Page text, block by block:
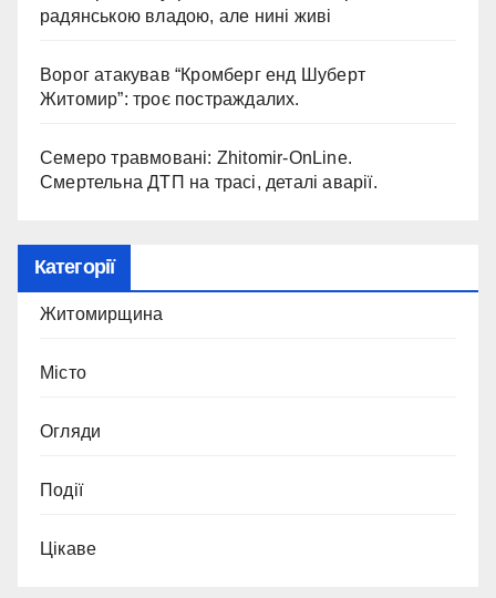
радянською владою, але нині живі
Ворог атакував “Кромберг енд Шуберт
Житомир”: троє постраждалих.
Семеро травмовані: Zhitomir-OnLine.
Смертельна ДТП на трасі, деталі аварії.
Категорії
Житомирщина
Місто
Огляди
Події
Цікаве